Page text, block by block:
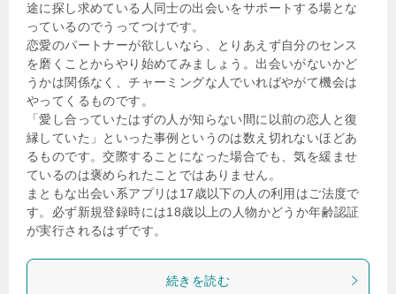
途に探し求めている人同士の出会いをサポートする場とな
っているのでうってつけです。
恋愛のパートナーが欲しいなら、とりあえず自分のセンス
を磨くことからやり始めてみましょう。出会いがないかど
うかは関係なく、チャーミングな人でいればやがて機会は
やってくるものです。
「愛し合っていたはずの人が知らない間に以前の恋人と復
縁していた」といった事例というのは数え切れないほどあ
るものです。交際することになった場合でも、気を緩ませ
ているのは褒められたことではありません。
まともな出会い系アプリは17歳以下の人の利用はご法度で
す。必ず新規登録時には18歳以上の人物かどうか年齢認証
が実行されるはずです。
続きを読む